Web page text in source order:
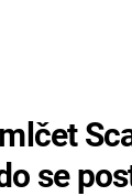
AVENGERS 5
se